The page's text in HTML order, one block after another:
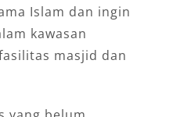
Islam dan ingin
kawasan
masjid dan